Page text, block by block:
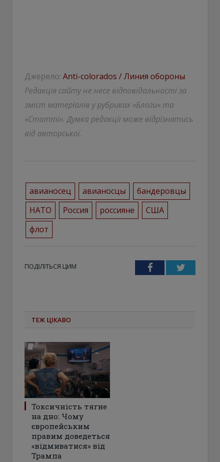
Джерело: Anti-colorados / Линия обороны
Редакція сайту не несе відповідальності за
зміст матеріалів у рубриках «Блоги» та
«Статті». Думка редакції може відрізнятись
від авторської.
авианосец авианосцы
бандеровцы
НАТО
Россия россияне
США
флот
ПОДІЛІТЬСЯ ЦИМ FacebookTwitter
ТЕЖ ЦІКАВО
Токсичність тягне
на дно: Чому
європейським
правим доведеться
«відмиватися» від
Трампа